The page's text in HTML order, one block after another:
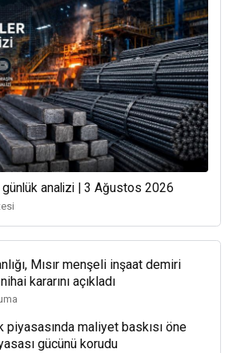
günlük analizi | 3 Ağustos 2026
Mısır menşeli inşaat demiri
kararını açıkladı
piyasasında maliyet baskısı öne
gücünü korudu